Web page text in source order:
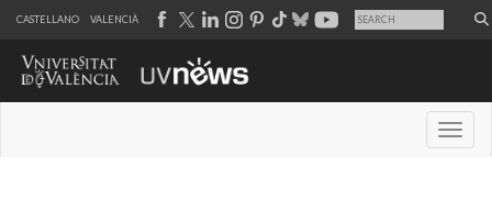
CASTELLANO VALENCIÀ